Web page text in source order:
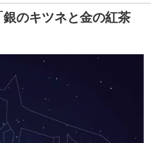
銀のキツネと金の紅茶